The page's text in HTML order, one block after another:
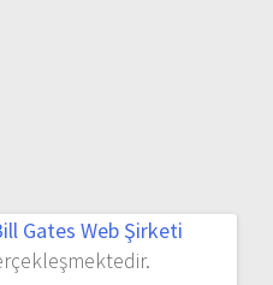
Gates Web Şirketi